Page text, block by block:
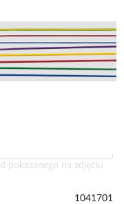
pokazanego na zdjęciu
1041701